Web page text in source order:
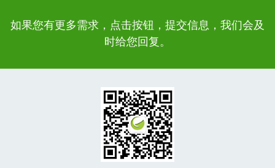
如果您有更多需求，点击按钮，提交信息，我们会及
时给您回复。